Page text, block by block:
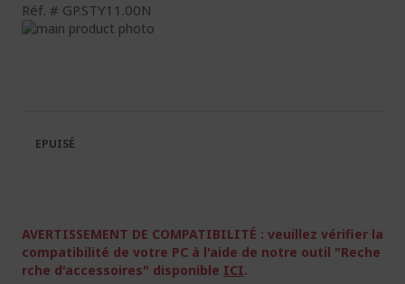
Réf. GP.STY11.00N
Passer
galerie
d’images
Galerie
d’images
AVERTISSEMENT DE COMPATIBILITÉ : veuillez vérifier la
compatibilité de votre PC à l'aide de notre outil "Reche
rche d'accessoires" disponible ICI.
EPUISÉ